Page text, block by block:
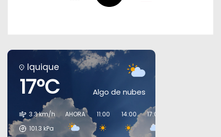
Iquique
17°C Algo de nubes
3.3 km/h
101.3 kPa
AHORA 11:00 14:00 17:00